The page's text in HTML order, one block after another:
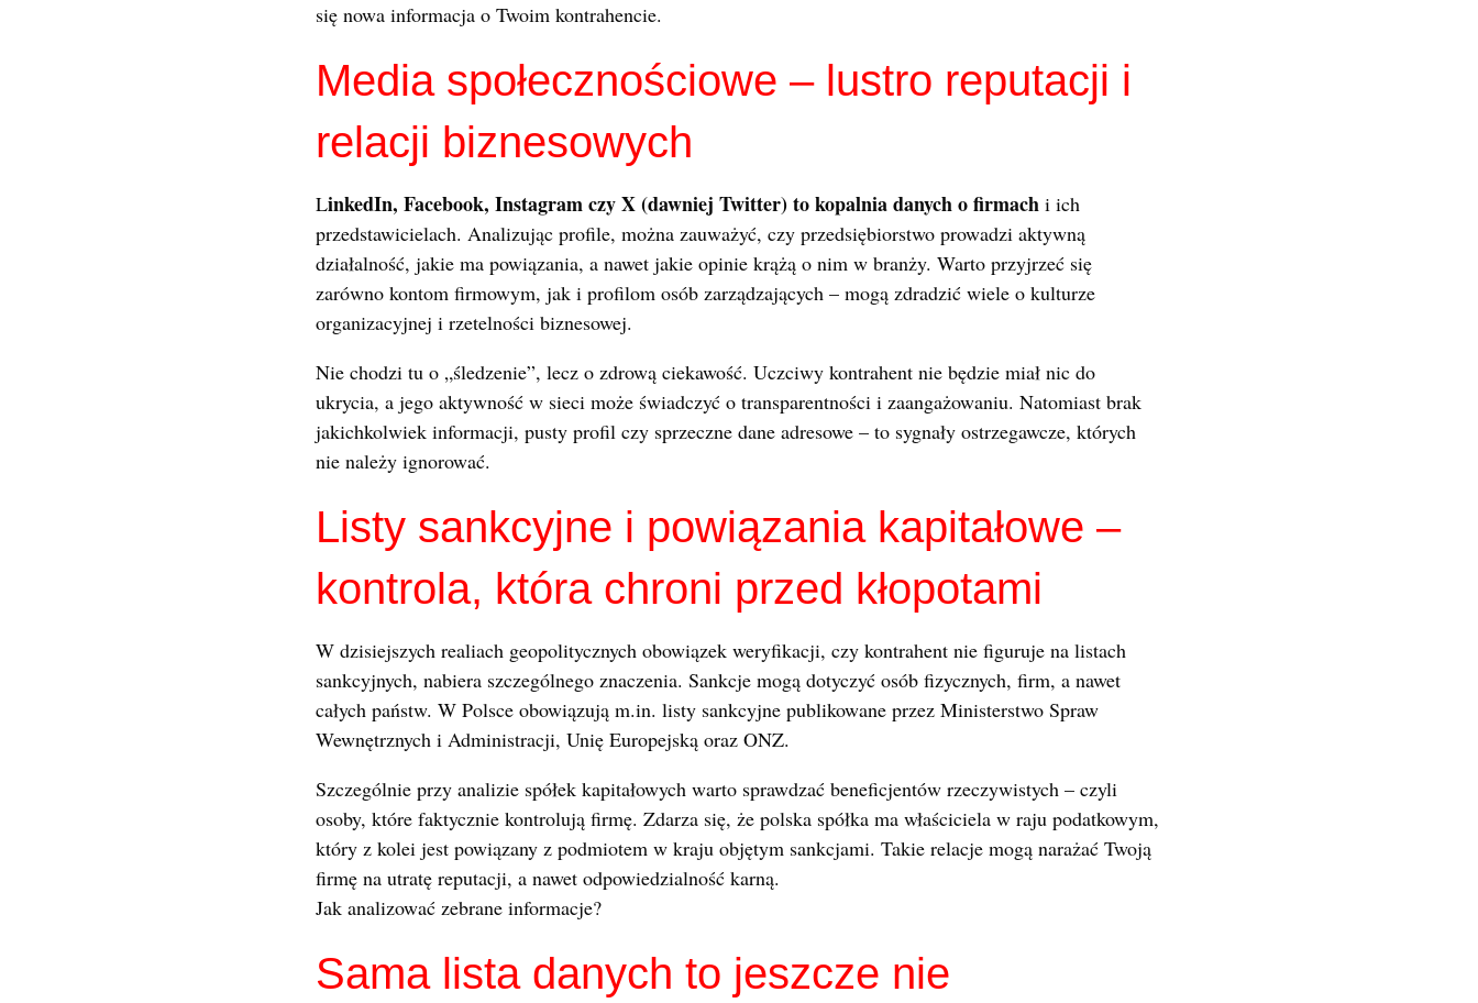
się nowa informacja o Twoim kontrahencie.
Media społecznościowe – lustro reputacji i
relacji biznesowych
LinkedIn, Facebook, Instagram czy X (dawniej Twitter) to kopalnia danych o firmach i ich
przedstawicielach. Analizując profile, można zauważyć, czy przedsiębiorstwo prowadzi aktywną
działalność, jakie ma powiązania, a nawet jakie opinie krążą o nim w branży. Warto przyjrzeć się
zarówno kontom firmowym, jak i profilom osób zarządzających – mogą zdradzić wiele o kulturze
organizacyjnej i rzetelności biznesowej.
Nie chodzi tu o „śledzenie”, lecz o zdrową ciekawość. Uczciwy kontrahent nie będzie miał nic do
ukrycia, a jego aktywność w sieci może świadczyć o transparentności i zaangażowaniu. Natomiast brak
jakichkolwiek informacji, pusty profil czy sprzeczne dane adresowe – to sygnały ostrzegawcze, których
nie należy ignorować.
Listy sankcyjne i powiązania kapitałowe –
kontrola, która chroni przed kłopotami
W dzisiejszych realiach geopolitycznych obowiązek weryfikacji, czy kontrahent nie figuruje na listach
sankcyjnych, nabiera szczególnego znaczenia. Sankcje mogą dotyczyć osób fizycznych, firm, a nawet
całych państw. W Polsce obowiązują m.in. listy sankcyjne publikowane przez Ministerstwo Spraw
Wewnętrznych i Administracji, Unię Europejską oraz ONZ.
Szczególnie przy analizie spółek kapitałowych warto sprawdzać beneficjentów rzeczywistych – czyli
osoby, które faktycznie kontrolują firmę. Zdarza się, że polska spółka ma właściciela w raju podatkowym,
który z kolei jest powiązany z podmiotem w kraju objętym sankcjami. Takie relacje mogą narażać Twoją
firmę na utratę reputacji, a nawet odpowiedzialność karną.
Jak analizować zebrane informacje?
Sama lista danych to jeszcze nie